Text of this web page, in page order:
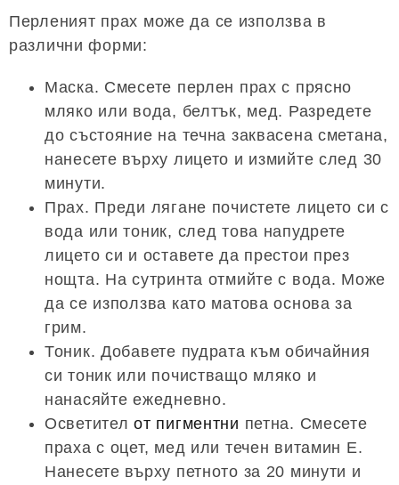
Перленият прах може да се използва в
различни форми:
Маска. Смесете перлен прах с прясно
мляко или вода, белтък, мед. Разредете
до състояние на течна заквасена сметана,
нанесете върху лицето и измийте след 30
минути.
Прах. Преди лягане почистете лицето си с
вода или тоник, след това напудрете
лицето си и оставете да престои през
нощта. На сутринта отмийте с вода. Може
да се използва като матова основа за
грим.
Тоник. Добавете пудрата към обичайния
си тоник или почистващо мляко и
нанасяйте ежедневно.
Осветителот пигментни петна. Смесете
праха с оцет, мед или течен витамин Е.
Нанесете върху петното за 20 минути и